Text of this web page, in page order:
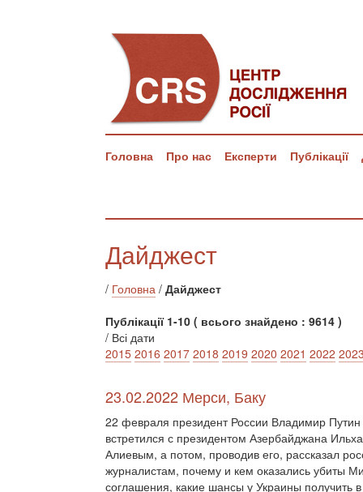
Головна Про нас Експерти Публікації
Дайджест
/ Головна / Дайджест
Публікації 1-10 ( всього знайдено : 9614 )
/ Всі дати
2015 2016 2017 2018 2019 2020 2021 2022
23.02.2022 Мерси, Баку
22 февраля президент России Владимир
встретился с президентом Азербайджана
Алиевым, а потом, проводив его, рассказал
журналистам, почему и кем оказались убиты
соглашения, какие шансы у Украины получить в